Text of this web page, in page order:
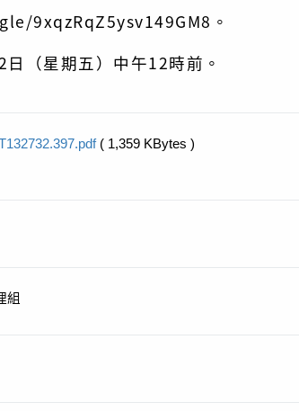
9xqzRqZ5ysv149GM8。
（星期五）中午12時前。
( 1,359 KBytes )
組